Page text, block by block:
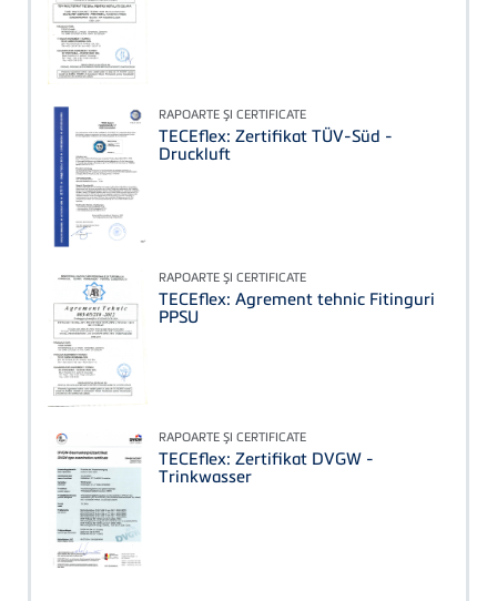
RAPOARTE ŞI CERTIFICATE
TECEflex: Zertifikat TÜV-Süd -
Druckluft
RAPOARTE ŞI CERTIFICATE
TECEflex: Agrement tehnic Fitinguri
PPSU
RAPOARTE ŞI CERTIFICATE
TECEflex: Zertifikat DVGW -
Trinkwasser